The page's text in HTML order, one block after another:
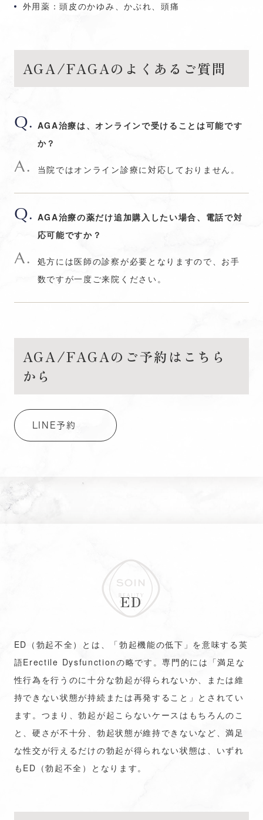
外用薬：頭皮のかゆみ、かぶれ、頭痛
AGA/FAGAのよくあるご質問
AGA治療は、オンラインで受けることは可能です
か？
当院ではオンライン診療に対応しておりません。
AGA治療の薬だけ追加購入したい場合、電話で対
応可能ですか？
処方には医師の診察が必要となりますので、お手
数ですが一度ご来院ください。
AGA/FAGAのご予約はこちら
から
LINE予約
ED
ED（勃起不全）とは、「勃起機能の低下」を意味する英
語Erectile Dysfunctionの略です。専門的には「満足な
性行為を行うのに十分な勃起が得られないか、または維
持できない状態が持続または再発すること」とされてい
ます。つまり、勃起が起こらないケースはもちろんのこ
と、硬さが不十分、勃起状態が維持できないなど、満足
な性交が行えるだけの勃起が得られない状態は、いずれ
もED（勃起不全）となります。